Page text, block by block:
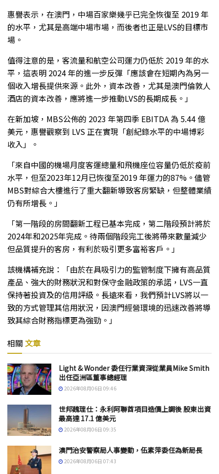
惠譽表示，在澳門，中場百家樂幾乎已完全恢復至 2019 年
的水平，尤其是高端中場市場，而後者也正是LVS的目標市
場。
值得注意的是，客流量和航空公司運力仍低於 2019 年的水
平，這表明 2024 年的進一步反彈「應該會在短期內為另一
個收入增長提供來源。此外，資本改善，尤其是澳門倫敦人
酒店的資本改善，應將進一步推動LVS的長期成長。」
在新加坡，MBS公佈的 2023 年第四季 EBITDA 為 5.44 億
美元，惠譽觀察到 LVS 正在實現「創紀錄水平的中場博彩
收入」。
「來自中國的機場月度客運總量和飛機座位容量仍低於疫前
水平，但至2023年12月已恢復至2019 年運力的87%。儘管
MBS對綜合大樓進行了重大翻新導致客房緊缺，但整體業績
仍有所增長。」
「第一階段的房間翻新工程已基本完成，第二階段預計將於
2024年和2025年完成。待兩個階段完工後將帶來數量減少
但品質提升的客房，有利於吸引更多富裕客戶。」
該機構補充說：「由於在具吸引力的監管制度下擁有高品質
產品、強大的財務狀況和對保守金融政策的承諾，LVS一直
保持著投資及的信用評級。長遠來看，我們預計LVS將以一
致的方式管理其信用狀況，因澳門經營環境的迅速改善將導
致其綜合財務指標更為強勁。」
相關 文章
Light & Wonder 委任行業資深從業員Mike Smith
出任亞洲區董事總經理
2026年08月06日 09:46
世邦魏理仕：永利阿聯酋項目造價上調後 股東出資
最高達 17.1 億美元
2026年08月06日 09:35
澳門治安警察局人事變動，伍素萍委任為新局長
2026年08月06日 07:43